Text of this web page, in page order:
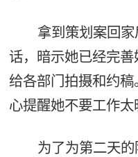
拿到策划案回
话，暗示她已经完
给各部门拍摄和约
心提醒她不要工作太
为了为第二天